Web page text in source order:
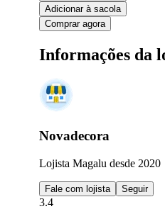
Adicionar à sacola
Comprar agora
Informações da
Novadecora
Lojista Magalu desde 2020
Fale com lojista Seguir
3.4